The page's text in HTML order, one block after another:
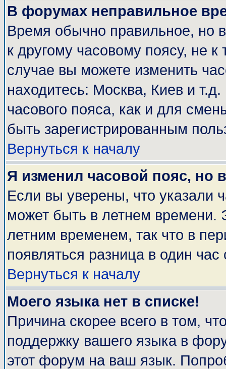
В форумах неправильное
Время обычно правильное, но
к другому часовому поясу, не
случае вы можете изменить
находитесь: Москва, Киев и
часового пояса, как и для
быть зарегистрированным
Вернуться к началу
Я изменил часовой пояс, но
Если вы уверены, что указали
может быть в летнем времени.
летним временем, так что в
появляться разница в один
Вернуться к началу
Моего языка нет в списке!
Причина скорее всего в том,
поддержку вашего языка в
этот форум на ваш язык.